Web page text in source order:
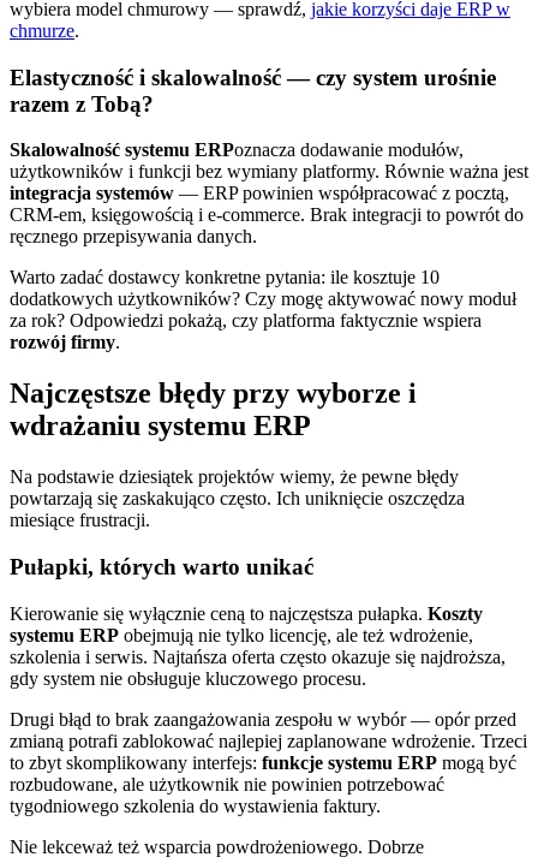
wybiera model chmurowy — sprawdź, jakie korzyści daje ERP w
chmurze.
Elastyczność i skalowalność — czy system urośnie
razem z Tobą?
Skalowalność systemu ERPoznacza dodawanie modułów,
użytkowników i funkcji bez wymiany platformy. Równie ważna jest
integracja systemów — ERP powinien współpracować z pocztą,
CRM-em, księgowością i e-commerce. Brak integracji to powrót do
ręcznego przepisywania danych.
Warto zadać dostawcy konkretne pytania: ile kosztuje 10
dodatkowych użytkowników? Czy mogę aktywować nowy moduł
za rok? Odpowiedzi pokażą, czy platforma faktycznie wspiera
rozwój firmy.
Najczęstsze błędy przy wyborze i
wdrażaniu systemu ERP
Na podstawie dziesiątek projektów wiemy, że pewne błędy
powtarzają się zaskakująco często. Ich uniknięcie oszczędza
miesiące frustracji.
Pułapki, których warto unikać
Kierowanie się wyłącznie ceną to najczęstsza pułapka. Koszty
systemu ERP obejmują nie tylko licencję, ale też wdrożenie,
szkolenia i serwis. Najtańsza oferta często okazuje się najdroższa,
gdy system nie obsługuje kluczowego procesu.
Drugi błąd to brak zaangażowania zespołu w wybór — opór przed
zmianą potrafi zablokować najlepiej zaplanowane wdrożenie. Trzeci
to zbyt skomplikowany interfejs: funkcje systemu ERP mogą być
rozbudowane, ale użytkownik nie powinien potrzebować
tygodniowego szkolenia do wystawienia faktury.
Nie lekceważ też wsparcia powdrożeniowego. Dobrze